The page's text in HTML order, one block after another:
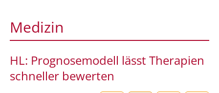
Medizin
HL: Prognosemodell lässt Therapien
schneller bewerten